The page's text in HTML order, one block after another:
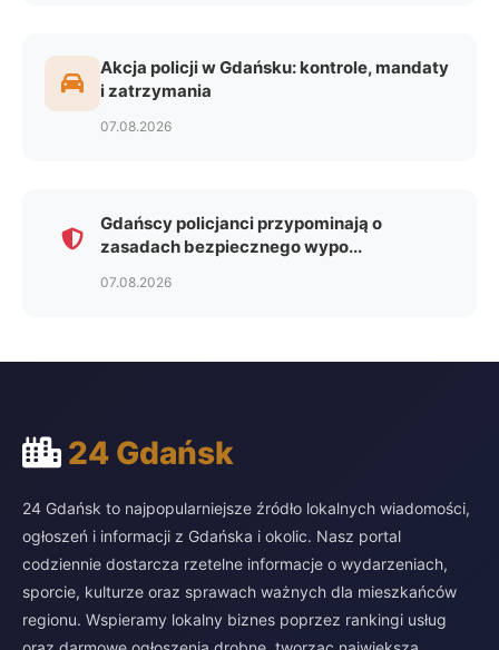
Akcja policji w Gdańsku: kontrole, mandaty
i zatrzymania
07.08.2026
Gdańscy policjanci przypominają o
zasadach bezpiecznego wypo...
07.08.2026
24 Gdańsk
24 Gdańsk to najpopularniejsze źródło lokalnych wiadomości,
ogłoszeń i informacji z Gdańska i okolic. Nasz portal
codziennie dostarcza rzetelne informacje o wydarzeniach,
sporcie, kulturze oraz sprawach ważnych dla mieszkańców
regionu. Wspieramy lokalny biznes poprzez rankingi usług